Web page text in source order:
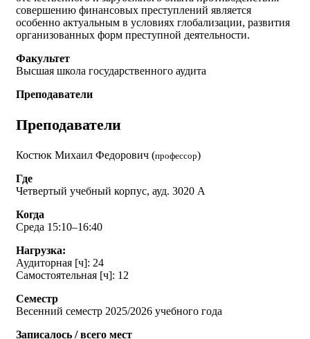
совершению финансовых преступлений является
особенно актуальным в условиях глобализации, развития
организованных форм преступной деятельности.
Факультет
Высшая школа государственного аудита
Преподаватели
Преподаватели
Костюк Михаил Федорович (профессор)
Где
Четвертый учебный корпус, ауд. 3020 А
Когда
Среда 15:10–16:40
Нагрузка:
Аудиторная [ч]: 24
Самостоятельная [ч]: 12
Семестр
Весенний семестр 2025/2026 учебного года
Записалось / всего мест